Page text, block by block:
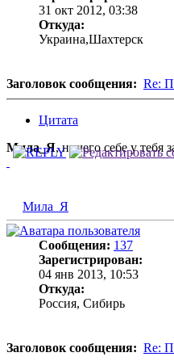
31 окт 2012, 03:38
Откуда:
Украина,Шахтерск
Заголовок сообщения: Re:
Цитата
Мила_Я, ничего себе у тебя
Мила_Я
Сообщения: 137
Зарегистрирован:
04 янв 2013, 10:53
Откуда:
Россия, Сибирь
Заголовок сообщения: Re: